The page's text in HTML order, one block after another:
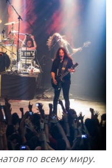
по всему миру.